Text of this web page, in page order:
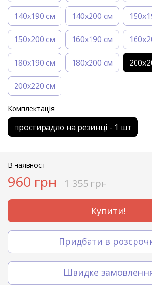
140х190 см 140х200 см
150х200 см 160х190 см
180х190 см 180х200 см
200х220 см
Комплектація
простирадло на резинці - 1 шт
В наявності
960 грн 1 355 грн
Купити!
Придбати в
Швидке